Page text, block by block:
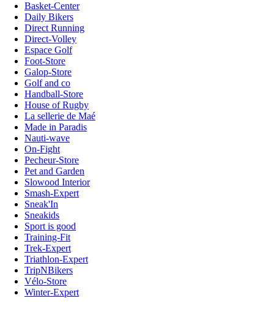
Basket-Center
Daily Bikers
Direct Running
Direct-Volley
Espace Golf
Foot-Store
Galop-Store
Golf and co
Handball-Store
House of Rugby
La sellerie de Maé
Made in Paradis
Nauti-wave
On-Fight
Pecheur-Store
Pet and Garden
Slowood Interior
Smash-Expert
Sneak'In
Sneakids
Sport is good
Training-Fit
Trek-Expert
Triathlon-Expert
TripNBikers
Vélo-Store
Winter-Expert